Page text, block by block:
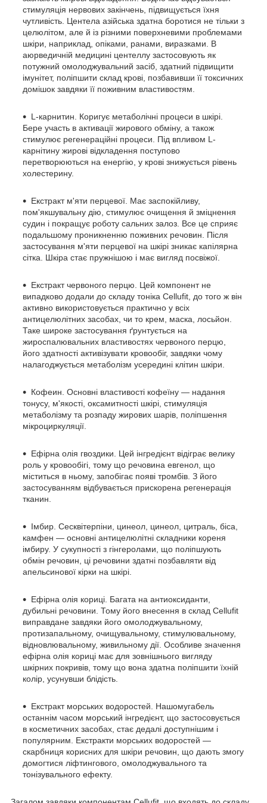
стимуляція нервових закінчень, підвищується їхня
чутливість. Центела азійська здатна боротися не тільки з
целюлітом, але й із різними поверхневими проблемами
шкіри, наприклад, опіками, ранами, виразками. В
аюрведичній медицині центеллу застосовують як
потужний омолоджувальний засіб, здатний підвищити
імунітет, поліпшити склад крові, позбавивши її токсичних
домішок завдяки її поживним властивостям.
L-карнитин. Коригує метаболічні процеси в шкірі.
Бере участь в активації жирового обміну, а також
стимулює регенераційні процеси. Під впливом L-
карнітину жирові відкладення поступово
перетворюються на енергію, у крові знижується рівень
холестерину.
Екстракт м'яти перцевої. Має заспокійливу,
пом'якшувальну дію, стимулює очищення й зміцнення
судин і покращує роботу сальних залоз. Все це сприяє
подальшому проникненню поживних речовин. Після
застосування м'яти перцевої на шкірі зникає капілярна
сітка. Шкіра стає пружнішою і має вигляд посвіжої.
Екстракт червоного перцю. Цей компонент не
випадково додали до складу тоніка Сellufit, до того ж він
активно використовується практично у всіх
антицелюлітних засобах, чи то крем, маска, лосьйон.
Таке широке застосування ґрунтується на
жироспалювальних властивостях червоного перцю,
його здатності активізувати кровообіг, завдяки чому
налагоджується метаболізм усередині клітин шкіри.
Кофеин. Основні властивості кофеїну — надання
тонусу, м'якості, оксамитності шкірі, стимуляція
метаболізму та розпаду жирових шарів, поліпшення
мікроциркуляції.
Ефірна олія гвоздики. Цей інгредієнт відіграє велику
роль у кровообігі, тому що речовина евгенол, що
міститься в ньому, запобігає появі тромбів. З його
застосуванням відбувається прискорена регенерація
тканин.
Імбир. Сесквітерпіни, цинеол, цинеол, цитраль, біса,
камфен — основні антицелюлітні складники кореня
імбиру. У сукупності з гінгеролами, що поліпшують
обмін речовин, ці речовини здатні позбавляти від
апельсинової кірки на шкірі.
Ефірна олія кориці. Багата на антиоксиданти,
дубильні речовини. Тому його внесення в склад Сellufit
виправдане завдяки його омолоджувальному,
протизапальному, очищувальному, стимулювальному,
відновлювальному, живильному дії. Особливе значення
ефірна олія кориці має для зовнішнього вигляду
шкірних покривів, тому що вона здатна поліпшити їхній
колір, усунувши блідість.
Екстракт морських водоростей. Нашомугабель
останнім часом морський інгредієнт, що застосовується
в косметичних засобах, стає дедалі доступнішим і
популярним. Екстракти морських водоростей —
скарбниця корисних для шкіри речовин, що дають змогу
домогтися ліфтингового, омолоджувального та
тонізувального ефекту.